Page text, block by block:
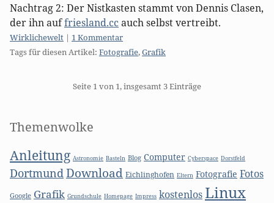
Nachtrag 2: Der Nistkasten stammt von Dennis Clasen,
der ihn auffriesland.ccauch selbst vertreibt.
Kategorien:
Wirklichewelt | 1 Kommentar
Tags für diesen Artikel: Fotografie,Grafik
PaginationSeite 1 von 1, insgesamt 3 Einträge
Seitenleiste
Themenwolke
Anleitung Astronomie Basteln Blog Computer Cyberspace Dorstfeld
Dortmund Download Eichlinghofen Eltern Fotografie Fotos
Google Grafik Grundschule Homepage Impress kostenlos Linux